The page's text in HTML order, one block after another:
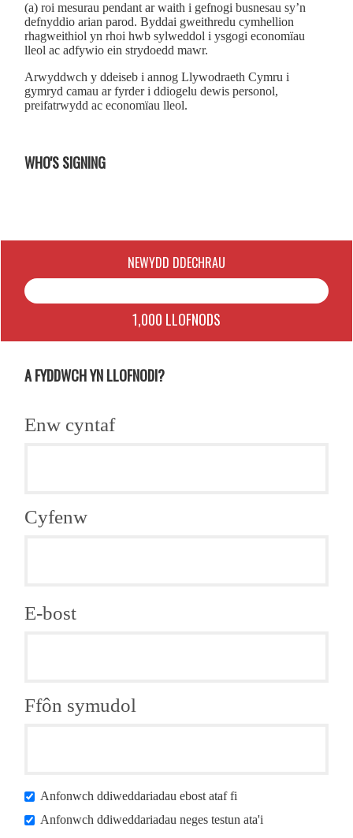
(a) roi mesurau pendant ar waith i gefnogi busnesau sy’n
defnyddio arian parod. Byddai gweithredu cymhellion
rhagweithiol yn rhoi hwb sylweddol i ysgogi economïau
lleol ac adfywio ein strydoedd mawr.
Arwyddwch y ddeiseb i annog Llywodraeth Cymru i
gymryd camau ar fyrder i ddiogelu dewis personol,
preifatrwydd ac economïau lleol.
WHO'S SIGNING
NEWYDD DDECHRAU
1,000 LLOFNODS
A FYDDWCH YN LLOFNODI?
Enw cyntaf
Cyfenw
E-bost
Ffôn symudol
Anfonwch ddiweddariadau ebost ataf fi
Anfonwch ddiweddariadau neges testun ata'i